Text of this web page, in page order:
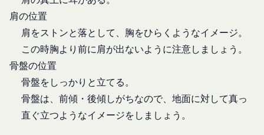
肩の位置
肩をストンと落として、胸をひらくようなイメージ。
この時胸より前に肩が出ないように注意しましょう。
骨盤の位置
骨盤をしっかりと立てる。
骨盤は、前傾・後傾しがちなので、地面に対して真っ
直ぐ立つようなイメージをしましょう。
ことがあります。
お客様のアクションに関する情報
お客様が、当社のサービスを利用する際、直接当社
に提供した情報および当社のサービスを提供してい
る第三者サービス提供者を通じて提供した情報を、
当社は取得・保管することがあります。お客様のサ
ービスご利用状況、他の利用者との交流に関する情
報も取得することがあります。
いいます。
「アカウント」
各会員が保有する、本サービスの利用に関する権利
の総体をいいます。
「パスワード」
登録情報と組み合わせて、会員とその他の者とを識
別するために用いられる符号をいいます。
「提携パートナー」